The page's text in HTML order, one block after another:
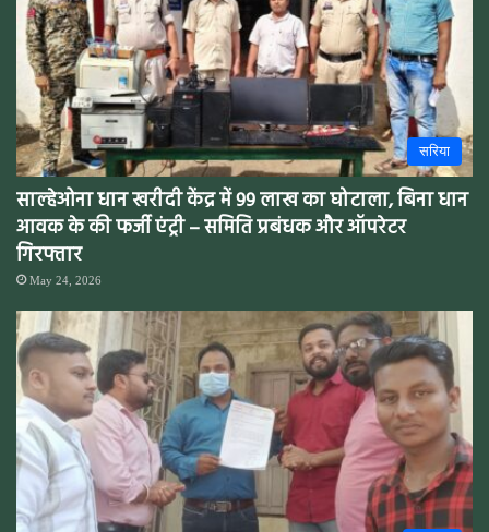
सरिया
साल्हेओना धान खरीदी केंद्र में 99 लाख का घोटाला, बिना धान
आवक के की फर्जी एंट्री – समिति प्रबंधक और ऑपरेटर
गिरफ्तार
May 24, 2026